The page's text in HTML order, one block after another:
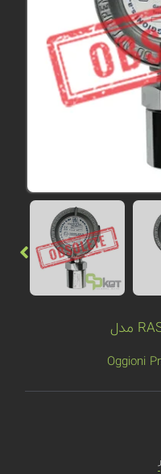
دتکتور گاز پروپان اوجیونی RAS-AD مدل
Oggioni